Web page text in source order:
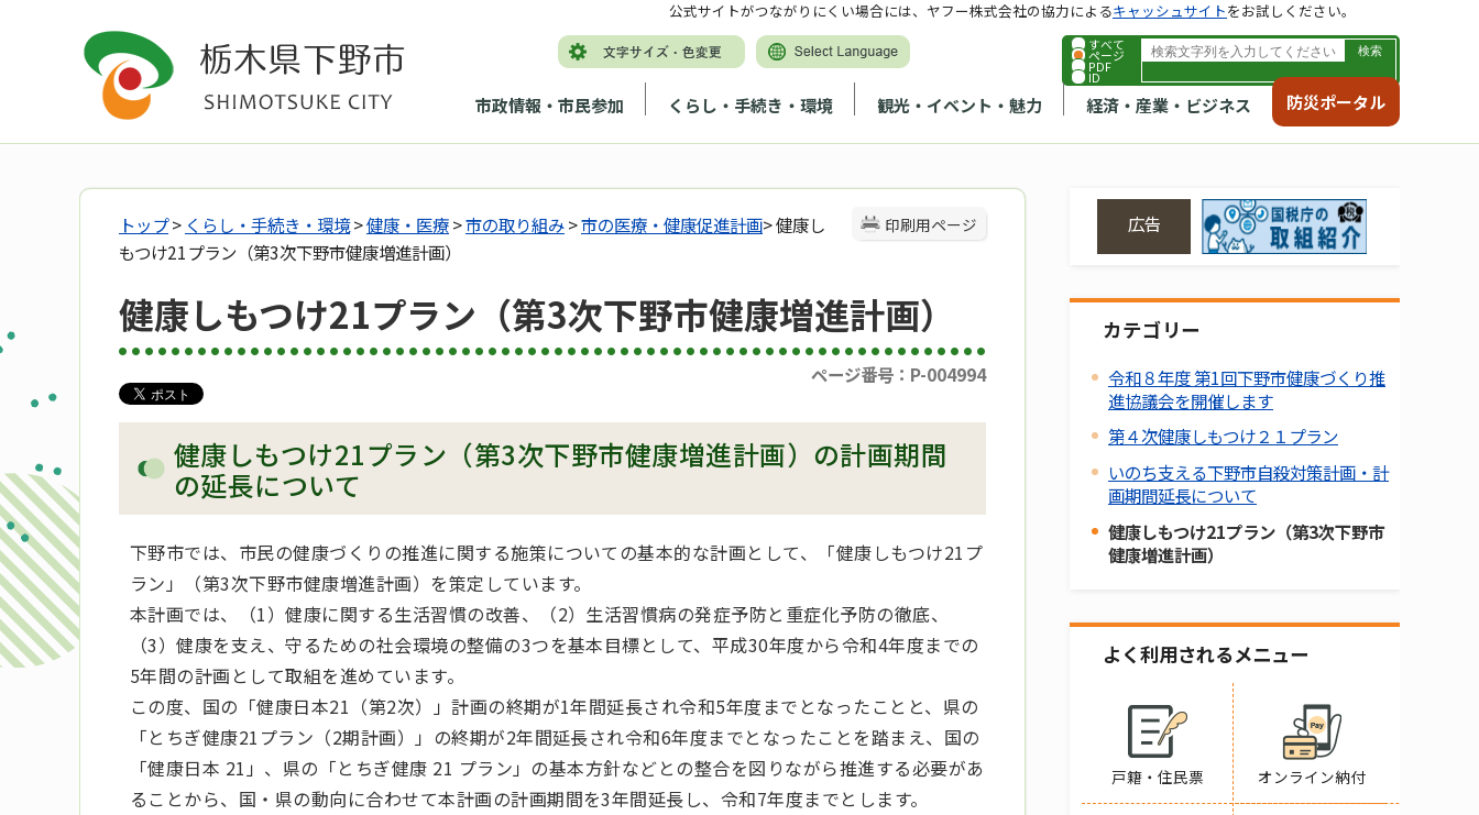
すべて
ページ
PDF
ID
市政情報・市民参加 くらし・手続き・環境 観光・イベント・魅力 経済・産業・ビジネス 防災ポータル
公式サイトがつながりにくい場合には、ヤフー株式会社の協力によるキャッシュサイトをお試しください。
印刷用ページ
トップ> くらし・手続き・環境>健康・医療>市の取り組み>市の医療・健康促進計画> 健康し
もつけ21プラン（第3次下野市健康増進計画）
健康しもつけ21プラン（第3次下野市健康増進計画）
ページ番号：P-004994
健康しもつけ21プラン（第3次下野市健康増進計画）の計画期間
の延長について
下野市では、市民の健康づくりの推進に関する施策についての基本的な計画として、「健康しもつけ21プ
ラン」（第3次下野市健康増進計画）を策定しています。
本計画では、（1）健康に関する生活習慣の改善、（2）生活習慣病の発症予防と重症化予防の徹底、
（3）健康を支え、守るための社会環境の整備の3つを基本目標として、平成30年度から令和4年度までの
5年間の計画として取組を進めています。
この度、国の「健康日本21（第2次）」計画の終期が1年間延長され令和5年度までとなったことと、県の
「とちぎ健康21プラン（2期計画）」の終期が2年間延長され令和6年度までとなったことを踏まえ、国の
「健康日本 21」、県の「とちぎ健康 21 プラン」の基本方針などとの整合を図りながら推進する必要があ
ることから、国・県の動向に合わせて本計画の計画期間を3年間延長し、令和7年度までとします。
広告
カテゴリー
令和８年度 第1回下野市健康づくり推
進協議会を開催します
第４次健康しもつけ２１プラン
いのち支える下野市自殺対策計画・計
画期間延長について
健康しもつけ21プラン（第3次下野市
健康増進計画）
よく利用されるメニュー
戸籍・住民票 オンライン納付